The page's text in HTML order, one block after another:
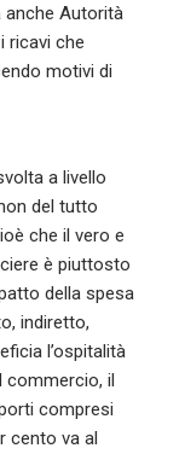
anche Autorità
ricavi che
motivi di
a livello
del tutto
che il vero e
è piuttosto
della spesa
indiretto,
l’ospitalità
commercio, il
compresi
cento va al